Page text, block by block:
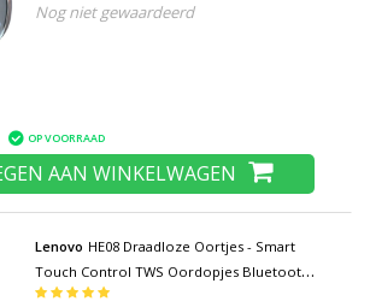
Earphones Oortelefoon Wit
Nog niet gewaardeerd
OP VOORRAAD
AAN WINKELWAGEN
Lenovo HE08 Draadloze Oortjes - Smart
Touch Control TWS Oordopjes Bluetooth
5.0 Wireless Buds Oortelefoon Zwart